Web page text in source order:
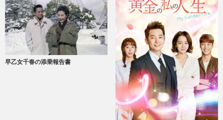
早乙女千春の添乗報告書